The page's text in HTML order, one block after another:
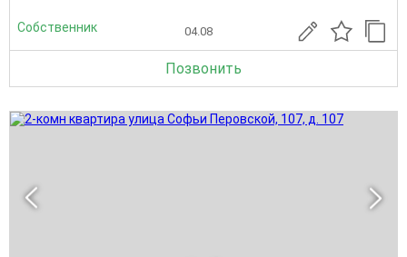
Собственник 04.08
Позвонить